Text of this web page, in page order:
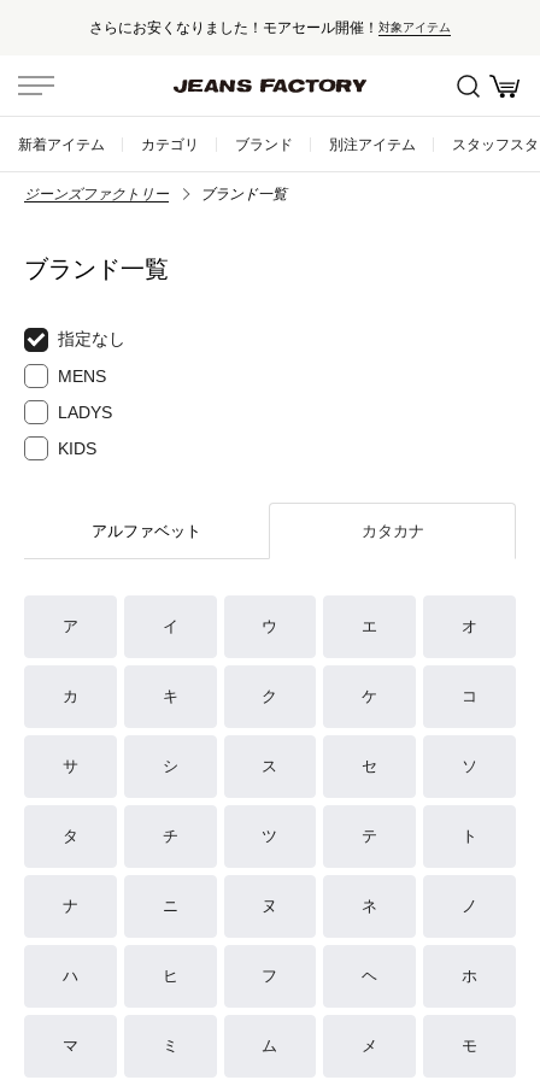
さらにお安くなりました！モアセール開催！ 対象アイテム
新着アイテム カテゴリ ブランド 別注アイテム スタッフス
ジーンズファクトリー ブランド一覧
ブランド一覧
指定なし
MENS
LADYS
KIDS
アルファベット カタカナ
ア イ ウ エ オ
カ キ ク ケ コ
サ シ ス セ ソ
タ チ ツ テ ト
ナ ニ ヌ ネ ノ
ハ ヒ フ ヘ ホ
マ ミ ム メ モ